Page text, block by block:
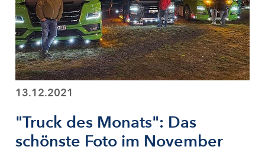
13.12.2021
"Truck des Monats": Das
schönste Foto im November